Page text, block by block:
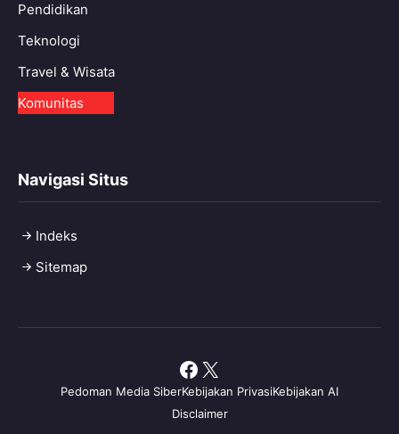
Pendidikan
Teknologi
Travel & Wisata
Komunitas
Navigasi Situs
Indeks
Sitemap
Pedoman Media SiberKebijakan PrivasiKebijakan AI
Disclaimer
Facebook
X